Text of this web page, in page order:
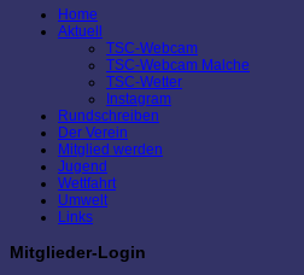
Home
Aktuell
TSC-Webcam
TSC-Webcam Malche
TSC-Wetter
Instagram
Rundschreiben
Der Verein
Mitglied werden
Jugend
Wettfahrt
Umwelt
Links
Mitglieder-Login